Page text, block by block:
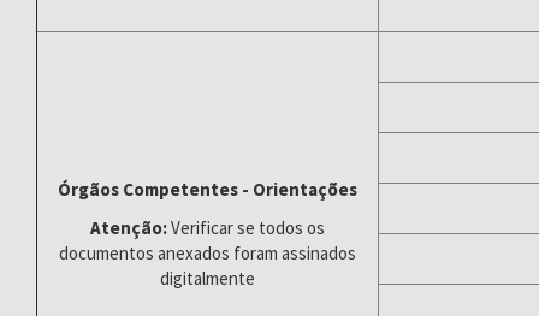
Órgãos Competentes - Orientações
Atenção:Verificar se todos os
documentos anexados foram assinados
digitalmente